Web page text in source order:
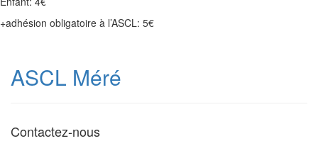
+adhésion obligatoire à l’ASCL: 5€
ASCL Méré
Contactez-nous